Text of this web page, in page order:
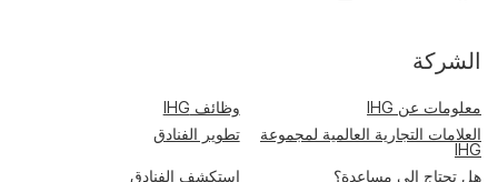
الشركة
معلومات عن IHG
وظائف IHG
العلامات التجارية العالمية لمجموعة
IHG
تطوير الفنادق
هل تحتاج إلى مساعدة؟
استكشف الفنادق